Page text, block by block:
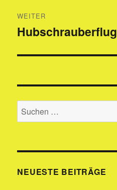
WEITER
Nächster
Hubschrauberflug
Suchen
nach:
NEUESTE BEITRÄGE